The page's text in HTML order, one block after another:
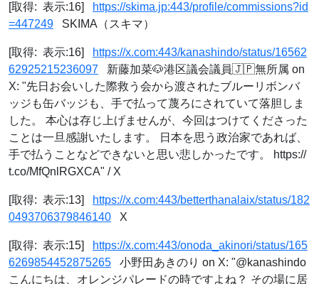
[取得: 表示:16]
https://skima.jp:443/profile/commissions?id
=447249 SKIMA（スキマ）
[取得: 表示:16]
https://x.com:443/kanashindo/status/16562
62925215236097 新藤加菜🐶港区議会議員🇯🇵無所属 on
X: "先日お会いした際救う会から渡されたブルーリボンバ
ッジも缶バッジも、手で払って蔑ろにされていて落胆しま
した。 本心は存じ上げませんが、今回はつけてくださった
ことは一旦感謝いたします。 日本を思う政治家であれば、
手で払うことなどできないと思い悲しかったです。 https://
t.co/MfQnlRGXCA" / X
[取得: 表示:13]
https://x.com:443/betterthanalaix/status/182
0493706379846140 X
[取得: 表示:15]
https://x.com:443/onoda_akinori/status/165
6269854452875265 小野田あきのり on X: "@kanashindo
こんにちは、オレンジパレードの時ですよね？ その場に居